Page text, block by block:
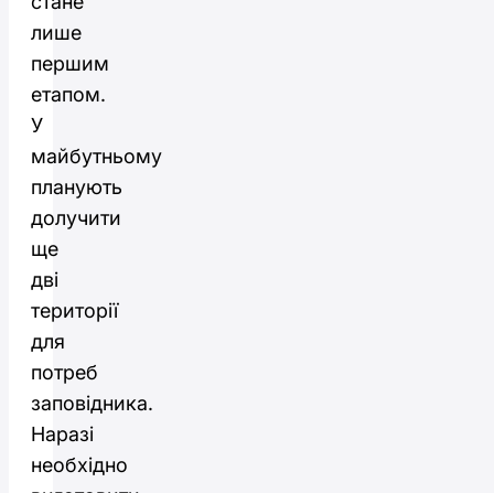
лише
першим
етапом.
У
майбутньому
планують
долучити
ще
дві
території
для
потреб
заповідника.
Наразі
необхідно